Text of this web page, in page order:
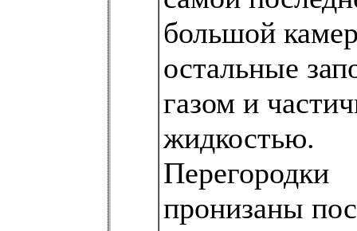
большой
остальные
газом и
жидкостью.
Перегородки
пронизаны